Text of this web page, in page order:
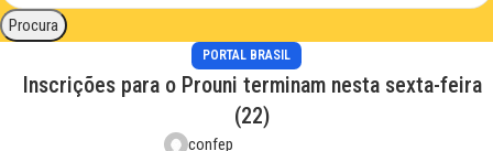
Procura
PORTAL BRASIL
Inscrições para o Prouni terminam nesta sexta-feira
(22)
confep